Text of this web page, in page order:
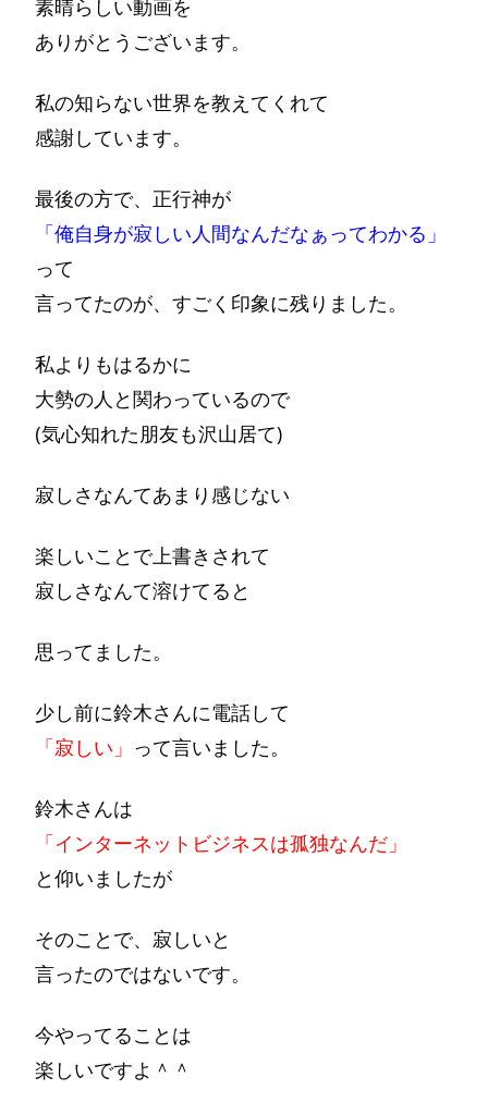
素晴らしい動画を
ありがとうございます。
私の知らない世界を教えてくれて
感謝しています。
最後の方で、正行神が
「俺自身が寂しい人間なんだなぁってわかる」
って
言ってたのが、すごく印象に残りました。
私よりもはるかに
大勢の人と関わっているので
(気心知れた朋友も沢山居て)
寂しさなんてあまり感じない
楽しいことで上書きされて
寂しさなんて溶けてると
思ってました。
少し前に鈴木さんに電話して
「寂しい」 って言いました。
鈴木さんは
「インターネットビジネスは孤独なんだ」
と仰いましたが
そのことで、寂しいと
言ったのではないです。
今やってることは
楽しいですよ＾＾